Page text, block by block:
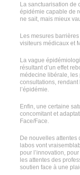
La sanctuarisation de
épidémie capable de
ne sait, mais mieux
Les mesures
visiteurs médicaux et
La vague
résultant d’un effet
médecine libérale,
consultations,
l’épidémie.
Enfin, une certaine
concomitant et
Face/Face.
De nouvelles attentes
labos vont
pour l’innovation,
les attentes des
soutien face à une